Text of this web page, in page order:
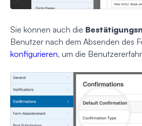
Sie können auch die
Benutzer nach dem Absenden des
konfigurieren, um die